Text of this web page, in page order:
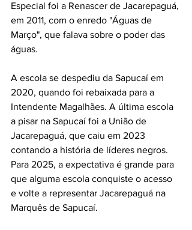
Especial foi a Renascer de Jacarepaguá,
em 2011, com o enredo "Águas de
Março", que falava sobre o poder das
águas.
A escola se despediu da Sapucaí em
2020, quando foi rebaixada para a
Intendente Magalhães. A última escola
a pisar na Sapucaí foi a União de
Jacarepaguá, que caiu em 2023
contando a história de líderes negros.
Para 2025, a expectativa é grande para
que alguma escola conquiste o acesso
e volte a representar Jacarepaguá na
Marquês de Sapucaí.